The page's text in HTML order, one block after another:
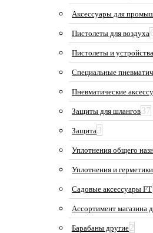
Аксессуары для
Пистолеты для воздуха
Пистолеты и
Специальные
Пневматические
Защиты для шлангов37
Защита3
Уплотнения общего
Уплотнения и
Садовые аксессуары FT
Ассортимент магазина
Барабаны другие2